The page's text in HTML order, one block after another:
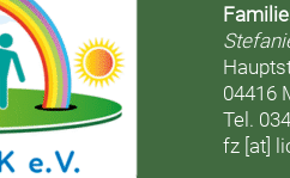
04416
Tel.
fz [at]